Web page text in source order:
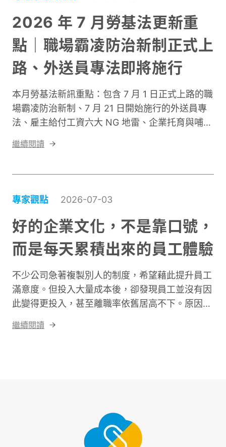
2026 年 7 月勞基法更新重
點｜職場霸凌防治新制正式上
路、外送員專法即將施行
本月勞基法新訊重點：包含 7 月 1 日正式上路的職
場霸凌防治新制、7 月 21 日開始施行的外送員專
法、雇主給付工資六大 NG 地雷、企業托育與哺集
繼續閱讀
專家觀點 2026-07-03
好的企業文化，不是靠口號，
而是每天累積出來的員工體驗
不少公司急著複製別人的制度，希望藉此提升員工
滿意度。但投入大量成本後，卻發現員工並沒有因
此變得更投入，甚至離職率依舊居高不下。原因很
背後的管理理念。真正決定員工體驗的，不是企業
繼續閱讀